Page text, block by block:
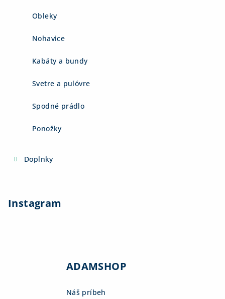
Obleky
Nohavice
Kabáty a bundy
Svetre a pulóvre
Spodné prádlo
Ponožky
Doplnky
Instagram
ADAMSHOP
Náš príbeh